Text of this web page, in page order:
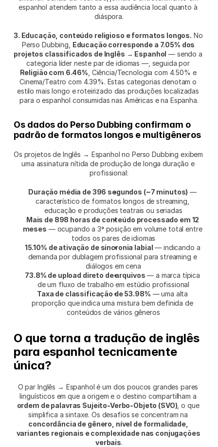
espanhol atendem tanto a essa audiência local quanto à
diáspora.
3. Educação, conteúdo religioso e formatos longos. No
Perso Dubbing, Educação corresponde a 7.05% dos
projetos classificados de Inglês → Espanhol — sendo a
Religião com 6.46% , Ciência/Tecnologia com 4.50% e
Cinema/Teatro com 4.39%. Estas categorias denotam o
estilo mais longo e roteirizado das produções localizadas
para o espanhol consumidas nas Américas e na Espanha.
Os dados do Perso Dubbing confirmam o
padrão de formatos longos e multigêneros
Os projetos de Inglês → Espanhol no Perso Dubbing exibem
uma assinatura nítida de produção de longa duração e
profissional:
Duração média de 396 segundos (~7 minutos) —
característico de formatos longos de streaming,
educação e produções teatrais ou seriadas
Mais de 898 horas de conteúdo processado em 12
meses — ocupando a 3ª posição em volume total entre
todos os pares de idiomas
15.10% de ativação de sincronia labial — indicando a
demanda por dublagem profissional para streaming e
diálogos em cena
73.8% de upload direto de arquivos — a marca típica
de um fluxo de trabalho em estúdio profissional
Taxa de classificação de 53.98% — uma alta
proporção que indica uma mistura bem definida de
conteúdos de vários gêneros
O que torna a tradução de inglês
para espanhol tecnicamente
única?
O par Inglês → Espanhol é um dos poucos grandes pares
ordem de palavras Sujeito-Verbo-Objeto (SVO) , o que
concordância de gênero, nível de formalidade,
variantes regionais e complexidade nas conjugações
verbais.